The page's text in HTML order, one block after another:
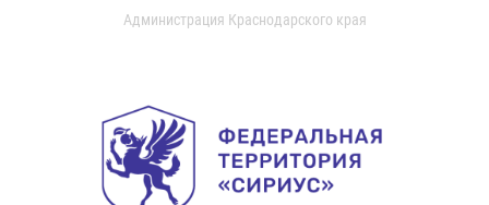
Администрация Краснодарского края